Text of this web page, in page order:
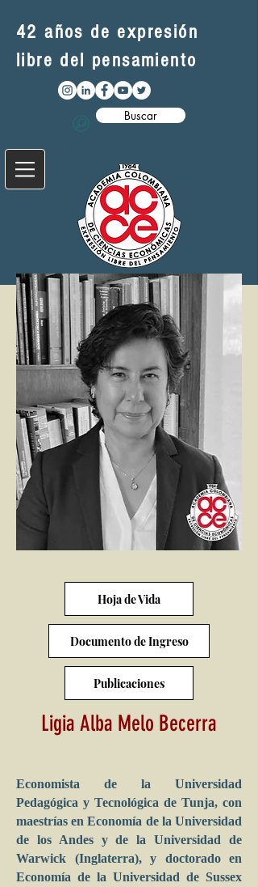
42 años de expresión
libre del pensamiento
Buscar
Hoja de Vida
Documento de Ingreso
Publicaciones
Ligia Alba Melo Becerra
Economista de la Universidad
Pedagógica y Tecnológica de Tunja, con
maestrías en Economía de la Universidad
de los Andes y de la Universidad de
Warwick (Inglaterra), y doctorado en
Economía de la Universidad de Sussex